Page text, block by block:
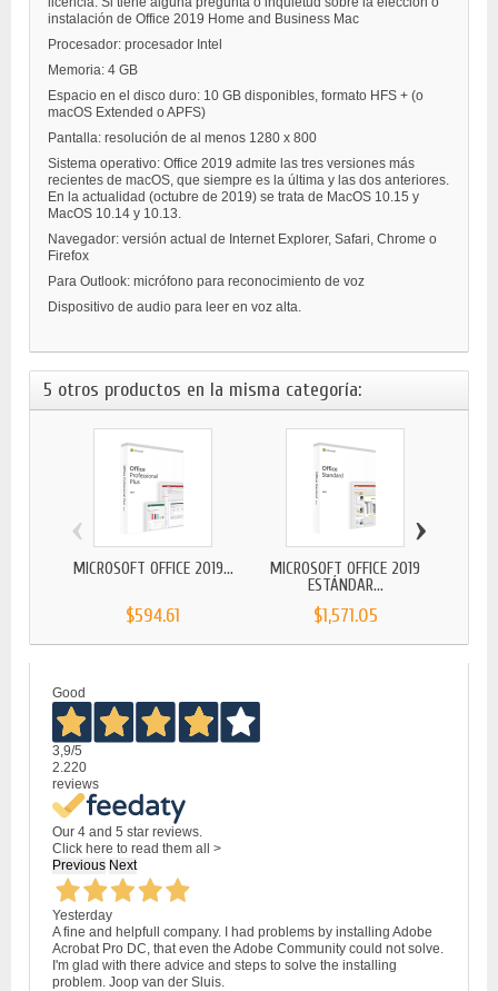
instalación de Office 2019 Home and Business Mac
Procesador: procesador Intel
Memoria: 4 GB
Espacio en el disco duro: 10 GB disponibles, formato HFS + (o
macOS Extended o APFS)
Pantalla: resolución de al menos 1280 x 800
Sistema operativo: Office 2019 admite las tres versiones más
recientes de macOS, que siempre es la última y las dos anteriores.
En la actualidad (octubre de 2019) se trata de MacOS 10.15 y
MacOS 10.14 y 10.13.
Navegador: versión actual de Internet Explorer, Safari, Chrome o
Firefox
Para Outlook: micrófono para reconocimiento de voz
Dispositivo de audio para leer en voz alta.
5 otros productos en la misma categoría:
MICROSOFT OFFICE 2019...
$594.61
MICROSOFT OFFICE 2019
ESTÁNDAR...
$1,571.05
‹ ›
Good
3,9/5
2.220
reviews
Our 4 and 5 star reviews.
Click here to read them all >
Previous Next
Yesterday
A fine and helpfull company. I had problems by installing Adobe
Acrobat Pro DC, that even the Adobe Community could not solve.
I'm glad with there advice and steps to solve the installing
problem. Joop van der Sluis.